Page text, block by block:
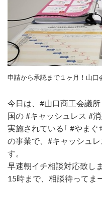
申請から承認まで１ヶ月！山口
今日は、#山口商工会議所
国の #キャッシュレス #
実施されている｢ #やまぐ
の事業で、#キャッシュ
す。
早速朝イチ相談対応致し
15時まで、相談待ってま